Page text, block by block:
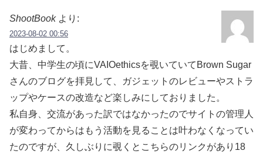
ShootBook より:
2023-08-02 00:56
はじめまして。
大昔、中学生の頃にVAIOethicsを覗いていてBrown Sugar
さんのブログを拝見して、ガジェットのレビューやストラ
ップやケースの改造など楽しみにしておりました。
私自身、交流があった訳ではなかったのでサイトの管理人
が変わってからはもう活動を見ることは叶わなくなってい
たのですが、久しぶりに覗くとこちらのリンクがあり18